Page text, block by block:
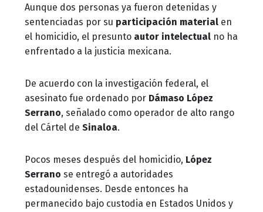
Aunque dos personas ya fueron detenidas y
sentenciadas por su participación material en
el homicidio, el presunto autor intelectual no ha
enfrentado a la justicia mexicana.
De acuerdo con la investigación federal, el
asesinato fue ordenado por Dámaso López
Serrano, señalado como operador de alto rango
del Cártel de Sinaloa.
Pocos meses después del homicidio, López
Serrano se entregó a autoridades
estadounidenses. Desde entonces ha
permanecido bajo custodia en Estados Unidos y